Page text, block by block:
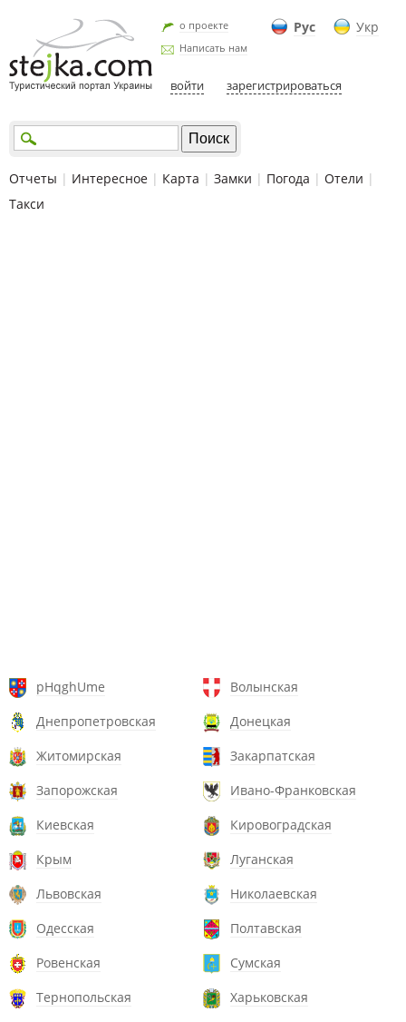
Рус Укр
о проекте
Написать нам
войти зарегистрироваться
Отчеты | Интересное | Карта | Замки | Погода | Отели |
Такси
pHqghUme
Волынская
Днепропетровская
Донецкая
Житомирская
Закарпатская
Запорожская
Ивано-Франковская
Киевская
Кировоградская
Крым
Луганская
Львовская
Николаевская
Одесская
Полтавская
Ровенская
Сумская
Тернопольская
Харьковская